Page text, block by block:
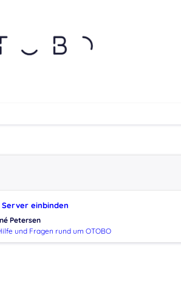
Server einbinden
Petersen
und Fragen rund um OTOBO